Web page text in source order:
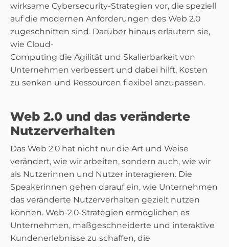
wirksame Cybersecurity-Strategien vor, die speziell
auf die modernen Anforderungen des Web 2.0
zugeschnitten sind. Darüber hinaus erläutern sie,
wie Cloud-
Computing die Agilität und Skalierbarkeit von
Unternehmen verbessert und dabei hilft, Kosten
zu senken und Ressourcen flexibel anzupassen.
Web 2.0 und das veränderte
Nutzerverhalten
Das Web 2.0 hat nicht nur die Art und Weise
verändert, wie wir arbeiten, sondern auch, wie wir
als Nutzerinnen und Nutzer interagieren. Die
Speakerinnen gehen darauf ein, wie Unternehmen
das veränderte Nutzerverhalten gezielt nutzen
können. Web-2.0-Strategien ermöglichen es
Unternehmen, maßgeschneiderte und interaktive
Kundenerlebnisse zu schaffen, die